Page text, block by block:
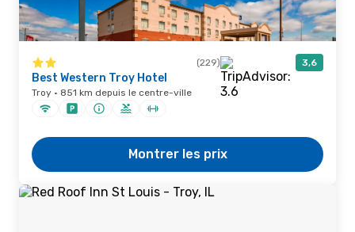
(229) 3,6
Best Western Troy Hotel
Troy · 851 km depuis le centre-ville
Montrer les prix